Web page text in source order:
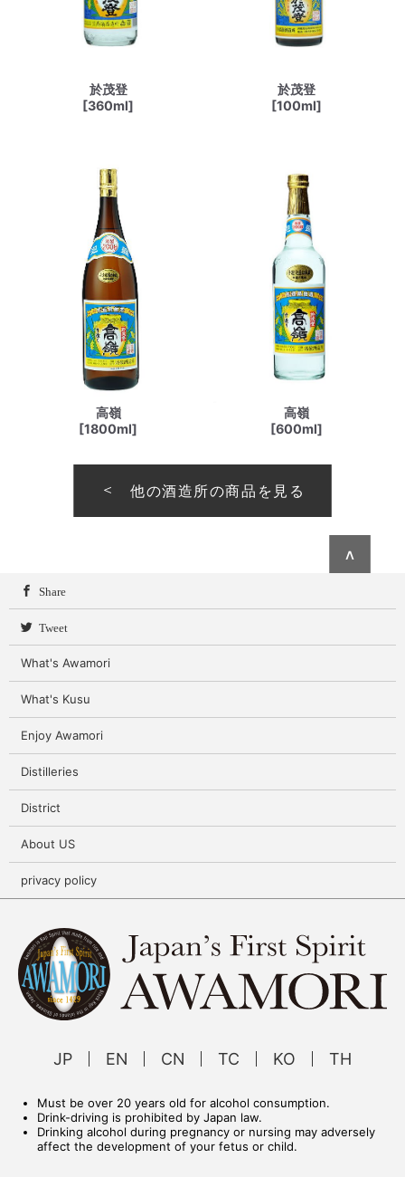
於茂登
[360ml]
於茂登
[100ml]
高嶺
[1800ml]
高嶺
[600ml]
他の酒造所の商品を見る
∧
Share
Tweet
What's Awamori
What's Kusu
Enjoy Awamori
Distilleries
District
About US
privacy policy
JP EN CN TC KO TH
Must be over 20 years old for alcohol consumption.
Drink-driving is prohibited by Japan law.
Drinking alcohol during pregnancy or nursing may adversely
affect the development of your fetus or child.